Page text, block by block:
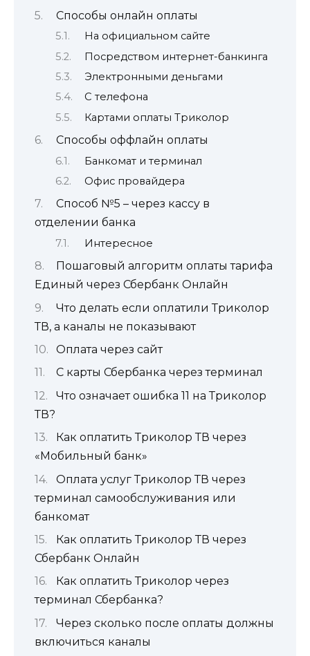
Способы онлайн оплаты
На официальном сайте
Посредством интернет-банкинга
Электронными деньгами
С телефона
Картами оплаты Триколор
Способы оффлайн оплаты
Банкомат и терминал
Офис провайдера
Способ №5 – через кассу в
отделении банка
Интересное
Пошаговый алгоритм оплаты тарифа
Единый через Сбербанк Онлайн
Что делать если оплатили Триколор
ТВ, а каналы не показывают
Оплата через сайт
С карты Сбербанка через терминал
Что означает ошибка 11 на Триколор
ТВ?
Как оплатить Триколор ТВ через
«Мобильный банк»
Оплата услуг Триколор ТВ через
терминал самообслуживания или
банкомат
Как оплатить Триколор ТВ через
Сбербанк Онлайн
Как оплатить Триколор через
терминал Сбербанка?
Через сколько после оплаты должны
включиться каналы